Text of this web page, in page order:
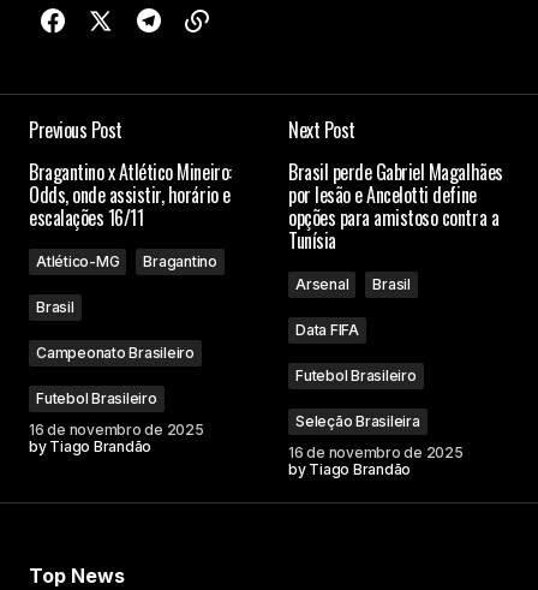
Previous Post
Bragantino x Atlético Mineiro:
Odds, onde assistir, horário e
escalações 16/11
Atlético-MG Bragantino
Brasil
Campeonato Brasileiro
Futebol Brasileiro
16 de novembro de 2025
by Tiago Brandão
Next Post
Brasil perde Gabriel Magalhães
por lesão e Ancelotti define
opções para amistoso contra a
Tunísia
Arsenal Brasil
Data FIFA
Futebol Brasileiro
Seleção Brasileira
16 de novembro de 2025
by Tiago Brandão
Top News